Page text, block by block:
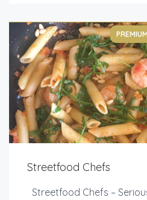
Streetfood Chefs
Streetfood Chefs –